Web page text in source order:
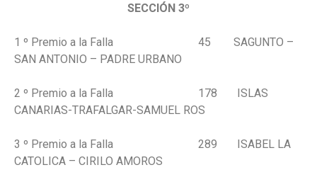
SECCIÓN 3º
1 º Premio a la Falla 45 SAGUNTO –
SAN ANTONIO – PADRE URBANO
2 º Premio a la Falla 178 ISLAS
CANARIAS-TRAFALGAR-SAMUEL ROS
3 º Premio a la Falla 289 ISABEL LA
CATOLICA – CIRILO AMOROS